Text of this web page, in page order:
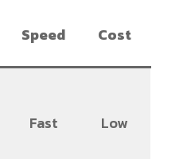
Speed Cost
Fast Low